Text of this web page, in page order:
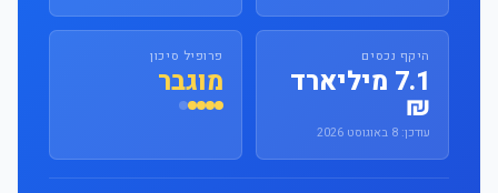
היקף נכסים
7.1 מיליארד
₪
עודכן: 8 באוגוסט 2026
פרופיל סיכון
מוגבר